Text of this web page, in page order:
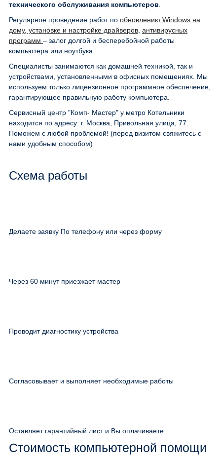
технического обслуживания компьютеров
Регулярное проведение работ по обновлению Windows на
дому, установке и настройке драйверов антивирусных
программ – залог долгой и бесперебойной работы
компьютера или ноутбука.
Специалисты занимаются как домашней техникой, так и
устройствами, установленными в офисных помещениях. Мы
используем только лицензионное программное обеспечение,
гарантирующее правильную работу компьютера.
Сервисный центр "Комп- Мастер" у метро Котельники
находится по адресу: г. Москва, Привольная улица, 77.
Поможем с любой проблемой! (перед визитом свяжитесь с
нами удобным способом)
Схема работы
Делаете заявку По телефону или через форму
Через 60 минут приезжает мастер
Проводит диагностику устройства
Согласовывает и выполняет необходимые работы
Оставляет гарантийный лист и Вы оплачиваете
Стоимость компьютерной помощи